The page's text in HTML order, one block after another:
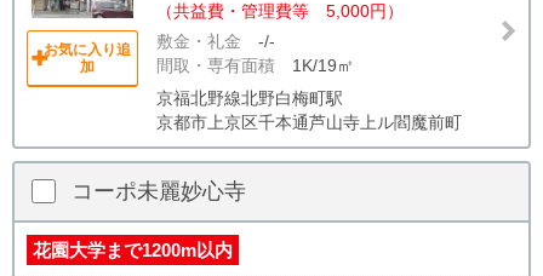
お気に入り追
加
（共益費・管理費等 5,000円）
敷金・礼金 -/-
間取・専有面積 1K/19㎡
京福北野線北野白梅町駅
京都市上京区千本通芦山寺上ル閻魔前町
コーポ未麗妙心寺
花園大学まで1200m以内